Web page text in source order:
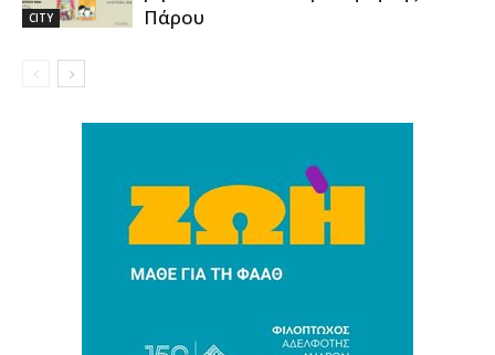
CITY
Πάρου